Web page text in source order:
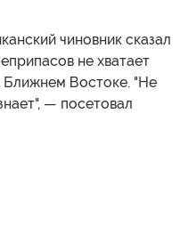
чиновник сказал
не хватает
Ближнем Востоке. "Не
— посетовал